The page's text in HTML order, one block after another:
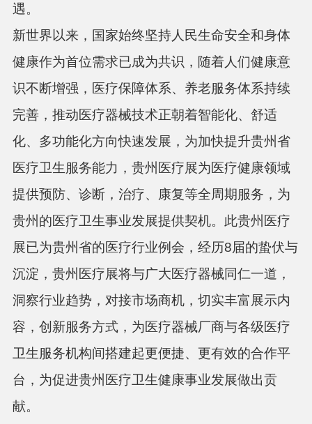
遇。
新世界以来，国家始终坚持人民生命安全和身体
健康作为首位需求已成为共识，随着人们健康意
识不断增强，医疗保障体系、养老服务体系持续
完善，推动医疗器械技术正朝着智能化、舒适
化、多功能化方向快速发展，为加快提升贵州省
医疗卫生服务能力，贵州医疗展为医疗健康领域
提供预防、诊断，治疗、康复等全周期服务，为
贵州的医疗卫生事业发展提供契机。此贵州医疗
展已为贵州省的医疗行业例会，经历8届的蛰伏与
沉淀，贵州医疗展将与广大医疗器械同仁一道，
洞察行业趋势，对接市场商机，切实丰富展示内
容，创新服务方式，为医疗器械厂商与各级医疗
卫生服务机构间搭建起更便捷、更有效的合作平
台，为促进贵州医疗卫生健康事业发展做出贡
献。